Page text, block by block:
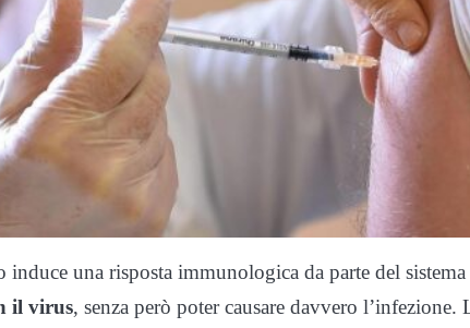
una risposta immunologica da parte del
il virus, senza però poter causare davvero l’infezione.